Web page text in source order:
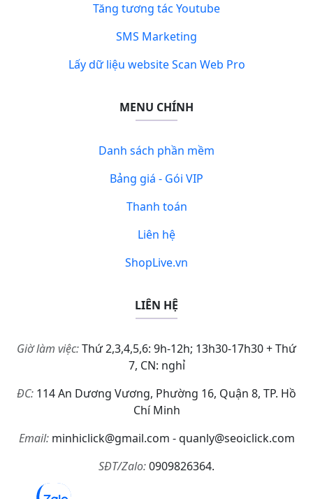
Tăng tương tác Youtube
SMS Marketing
Lấy dữ liệu website Scan Web Pro
MENU CHÍNH
Danh sách phần mềm
Bảng giá - Gói VIP
Thanh toán
Liên hệ
ShopLive.vn
LIÊN HỆ
Giờ làm việc:Thứ 2,3,4,5,6: 9h-12h; 13h30-17h30 + Thứ
7, CN: nghỉ
ĐC: 114 An Dương Vương, Phường 16, Quận 8, TP. Hồ
Chí Minh
Email:minhiclick@gmail.com - quanly@seoiclick.com
SĐT/Zalo:0909826364.